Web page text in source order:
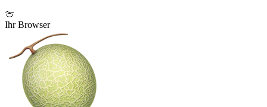
🍈
Ihr Browser